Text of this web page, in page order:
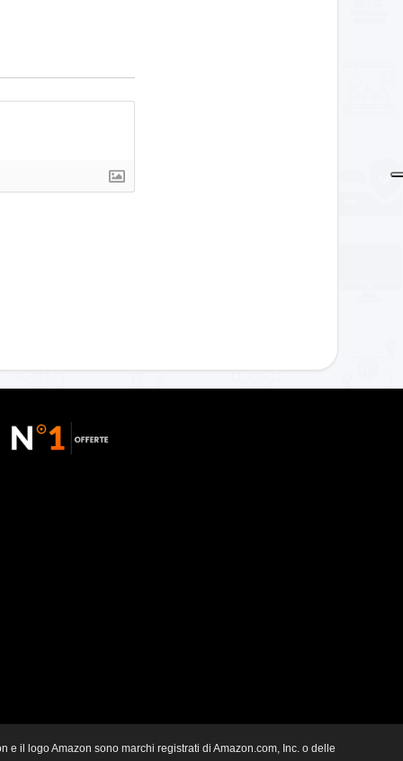
il logo Amazon sono marchi registrati di Amazon.com, Inc. o delle